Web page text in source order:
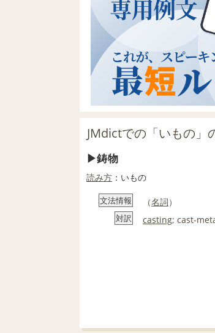
JMdictでの「いもの」
鋳物
読み方 ：いもの
文法情報 （名詞）
対訳 casting; cast-